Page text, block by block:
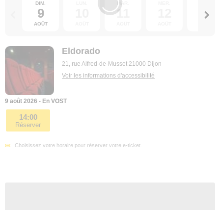
DIM.
9
AOÛT
11 13
Eldorado
21, rue Alfred-de-Musset 21000 Dijon
Voir les informations d'accessibilité
9 août 2026 - En VOST
14:00
Réserver
Choisissez votre horaire pour réserver votre e-ticket.